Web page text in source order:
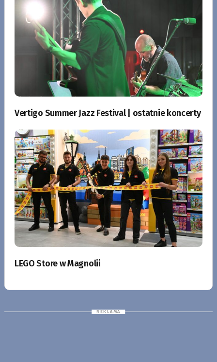
Vertigo Summer Jazz Festival | ostatnie koncerty
LEGO Store w Magnolii